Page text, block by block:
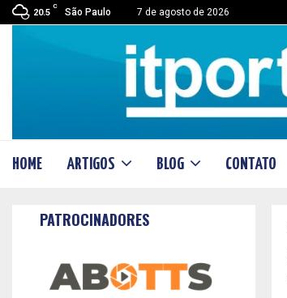
20.5
C
São Paulo 7 de agosto de 2026
HOME ARTIGOS BLOG CONTATO
PATROCINADORES